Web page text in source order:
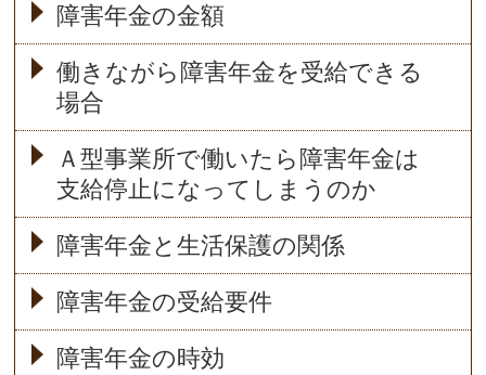
障害年金の金額
働きながら障害年金を受給できる
場合
Ａ型事業所で働いたら障害年金は
支給停止になってしまうのか
障害年金と生活保護の関係
障害年金の受給要件
障害年金の時効